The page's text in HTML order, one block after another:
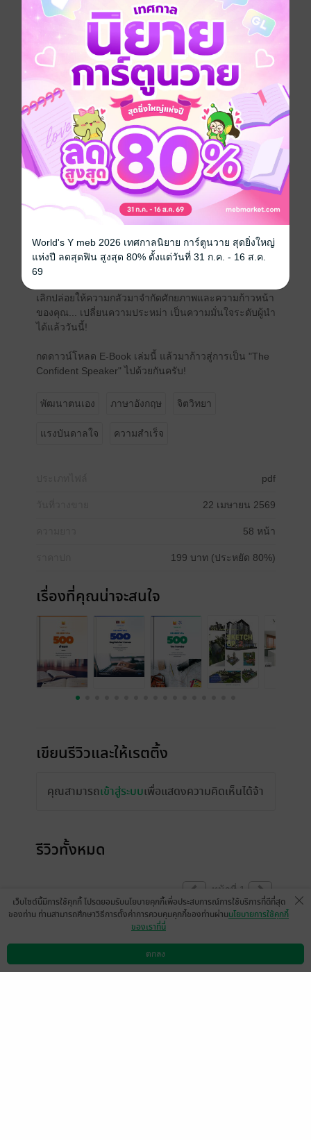
ก้าวข้ามขีดจำกัดเดิมๆ สู่การปลดล็อกศิลปะการพูดระดับ
สูง (Expert Level) นี่ไม่ใช่แค่หนังสือสอนท่องจำศัพท์ แต่
คือ "คู่มืออัปเกรดทักษะการสื่อสาร" ให้คุณดูเป็นมืออาชีพ
และโดดเด่นในทุกเวที!
[ สิ่งที่คุณจะได้รับจากหนังสือเล่มนี้: ]
Storytelling Mastery: เทคนิคการเล่าเรื่อง (STAR, HERO
Framework) ให้น่าติดตาม ดึงดูดใจผู้ฟังตั้งแต่ประโยค
แรก
Persuasive Pitching: ศิลปะการโน้มน้าวใจ นำเสนอไอ
เดียอย่างเฉียบคม และเทคนิคการรับมือกับคำถามท้าทาย
ได้อย่างชาญฉลาด
Deep Idioms & Nuance: เจาะลึกสำนวนธุรกิจขั้นสูง
เข้าใจบริบทและวัฒนธรรมการสื่อสารแบบ Native
Speaker เพื่อการใช้ Slang และสำนวนอย่างถูกกาลเทศะ
Unshakeable Confidence: ทลายความกลัว สร้างความ
มั่นใจเต็มร้อย ไม่ว่าจะสัมภาษณ์งาน ประชุมบอร์ดบริหาร
หรือพูดในที่สาธารณะ (Public Speaking)
เลิกปล่อยให้ความกลัวมาจำกัดศักยภาพและความก้าวหน้า
ของคุณ... เปลี่ยนความประหม่า เป็นความมั่นใจระดับผู้นำ
ได้แล้ววันนี้!
กดดาวน์โหลด E-Book เล่มนี้ แล้วมาก้าวสู่การเป็น "The
Confident Speaker" ไปด้วยกันครับ!
พัฒนาตนเอง ภาษาอังกฤษ จิตวิทยา
แรงบันดาลใจ ความสำเร็จ
pdf
22 เมษายน 2569
58 หน้า
199 บาท (ประหยัด 80%)
เรื่องที่คุณน่าจะสนใจ
เขียนรีวิวและให้เรตติ้ง
คุณสามารถเข้าสู่ระบบเพื่อแสดงความคิดเห็นได้จ้า
รีวิวทั้งหมด
หน้าที่ 1
รู้สึกง่ายกับการทำความเข้าใจ จำแค่วันละ 1
ดาวน์โหลดแอป วิธีการใช้งาน ติดต่อเรา
เว็บไซต์นี้มีการใช้คุกกี้ โปรดยอมรับนโยบายคุกกี้เพื่อประสบการณ์การใช้บริการที่ดีที่สุด
ของท่าน ท่านสามารถศึกษาวิธีการตั้งค่าการควบคุมคุกกี้ของท่านผ่านนโยบายการใช้คุกกี้
ของเราที่นี่
ตกลง
World's Y meb 2026 เทศกาลนิยาย การ์ตูนวาย สุดยิ่งใหญ่
แห่งปี ลดสุดฟิน สูงสุด 80% ตั้งแต่วันที่ 31 ก.ค. - 16 ส.ค.
69